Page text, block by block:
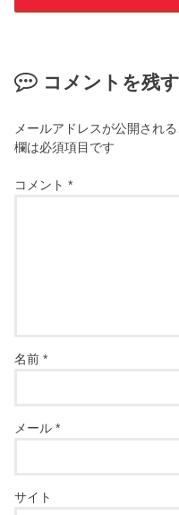
コメントを残す
メールアドレスが公開される
欄は必須項目です
コメント*
名前*
メール*
サイト